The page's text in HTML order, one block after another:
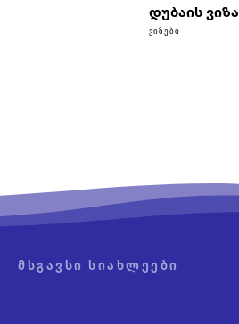
დუბაის ვიზა
ᲕᲘᲖᲔᲑᲘ
ᲛᲡᲒᲐᲕᲡᲘ ᲡᲘᲐᲮᲚᲔᲔᲑᲘ